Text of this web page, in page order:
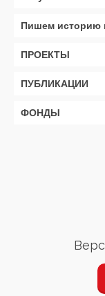
Пишем историю
ПРОЕКТЫ
ПУБЛИКАЦИИ
ФОНДЫ